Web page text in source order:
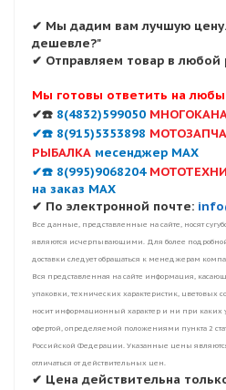
✔ Мы дадим вам лучшую
дешевле?"
✔ Отправляем товар в любой
Мы готовы ответить на
✔☎️ 8(4832)599050
✔☎️ 8(915)5353898
РЫБАЛКА месенджер MAX
✔☎️ 8(995)9068204
на заказ MAX
✔ По электронной почте:
Все данные, представленные на сайте, носят
являются исчерпывающими. Для более
доставки следует обращаться к менеджерам
Вся представленная на сайте информация,
упаковки, технических характеристик, цветовых
носит информационный характер и ни при каких
офертой, определяемой положениями пункта 2
Российской Федерации. Указанные цены
отличаться от действительных цен.
✔ Цена действительна